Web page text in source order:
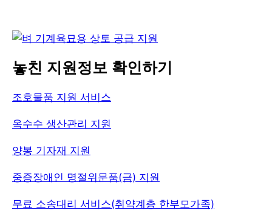
놓친 지원정보 확인하기
조호물품 지원 서비스
옥수수 생산관리 지원
양봉 기자재 지원
중증장애인 명절위문품(금) 지원
무료 소송대리 서비스(취약계층 한부모가족)